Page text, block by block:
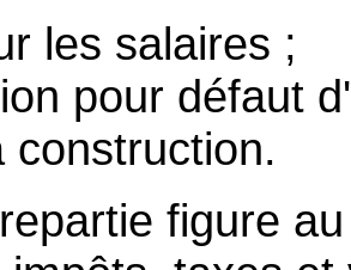
les salaires ;
pour défaut
construction.
figure